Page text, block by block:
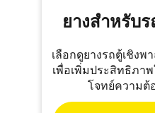
ยางสำหรับ
เลือกดูยางรถตู้เชิง
เพื่อเพิ่มประสิทธิภา
โจทย์ความต้